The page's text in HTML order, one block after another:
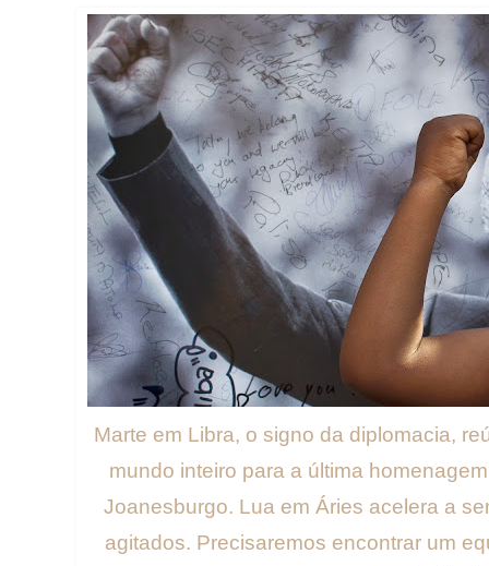
Marte em Libra, o signo da diplomacia,
mundo inteiro para a última
Joanesburgo. Lua em Áries acelera a
agitados. Precisaremos encontrar um